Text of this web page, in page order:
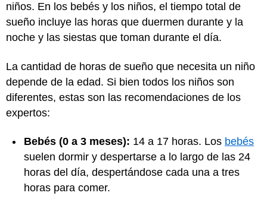
niños. En los bebés y los niños, el tiempo total de
sueño incluye las horas que duermen durante y la
noche y las siestas que toman durante el día.
La cantidad de horas de sueño que necesita un niño
depende de la edad. Si bien todos los niños son
diferentes, estas son las recomendaciones de los
expertos:
Bebés (0 a 3 meses): 14 a 17 horas. Los bebés
suelen dormir y despertarse a lo largo de las 24
horas del día, despertándose cada una a tres
horas para comer.